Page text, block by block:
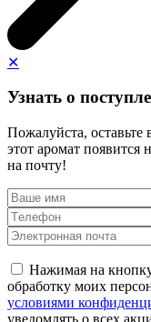
✕
Узнать о
Пожалуйста,
этот аромат
на почту!
Нажимая на
обработку моих
условиями
уведомлять о всех